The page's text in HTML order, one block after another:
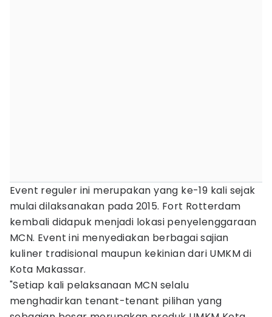
Event reguler ini merupakan yang ke-19 kali sejak
mulai dilaksanakan pada 2015. Fort Rotterdam
kembali didapuk menjadi lokasi penyelenggaraan
MCN. Event ini menyediakan berbagai sajian
kuliner tradisional maupun kekinian dari UMKM di
Kota Makassar.
"Setiap kali pelaksanaan MCN selalu
menghadirkan tenant-tenant pilihan yang